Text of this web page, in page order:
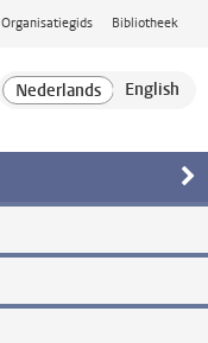
Organisatiegids Bibliotheek